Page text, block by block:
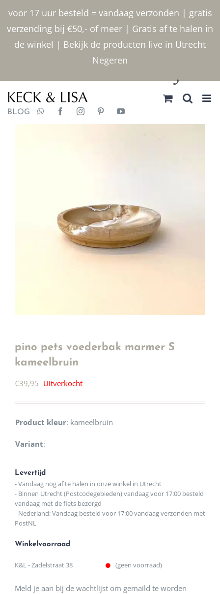
voor 17 uur besteld = vandaag verzonden | gratis
verzending bij €50,- of meer | Gratis af te halen in
de winkel | Bekijk de producten live in Utrecht
Negeren
inhoud
030 2400000
BLOG
pino pets voederbak marmer S
kameelbruin
€39,95 Uitverkocht
Product kleur: kameelbruin
Variant:
Levertijd
- Vandaag nog af te halen in onze winkel in Utrecht
- Binnen Utrecht (Postcodegebieden) vandaag voor 17:00 besteld
vandaag met de fiets bezorgd
- Nederland: Vandaag besteld voor 17:00 vandaag verzonden met
PostNL
Winkelvoorraad
K&L - Zadelstraat 38 (geen voorraad)
Meld je aan bij de wachtlijst om gemaild te worden